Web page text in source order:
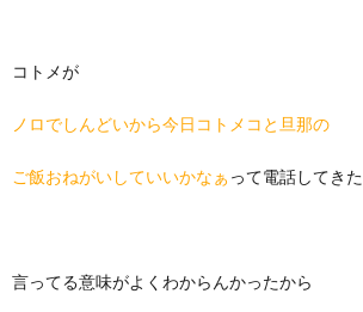
コトメが
ノロでしんどいから今日コトメコと旦那の
ご飯おねがいしていいかなぁ って電話してきた
言ってる意味がよくわからんかったから